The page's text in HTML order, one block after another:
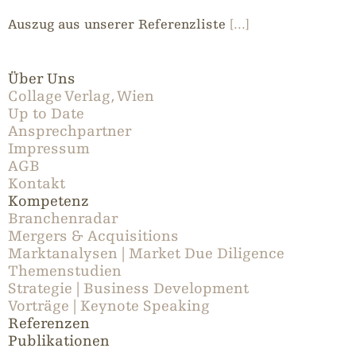
Auszug aus unserer Referenzliste [...]
Über Uns
Collage Verlag, Wien
Up to Date
Ansprechpartner
Impressum
AGB
Kontakt
Kompetenz
Branchenradar
Mergers & Acquisitions
Marktanalysen | Market Due Diligence
Themenstudien
Strategie | Business Development
Vorträge | Keynote Speaking
Referenzen
Publikationen